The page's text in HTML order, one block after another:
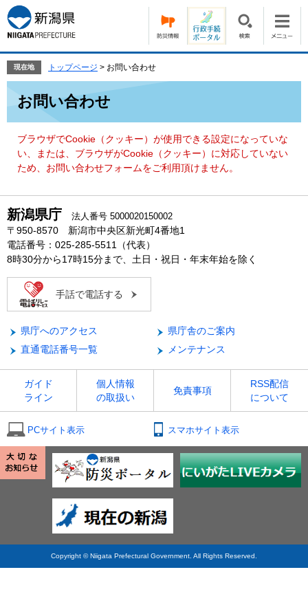
ー
ジ
の
頭
す。
ニ
ュ
ー
飛
て
現在地 トップページ > お問い合わせ
お問い合わせ
ブラウザでCookie（クッキー）が使用できる設定になっていな
い、または、ブラウザがCookie（クッキー）に対応していない
ため、お問い合わせフォームをご利用頂けません。
新潟県庁 法人番号 5000020150002
〒950-8570 新潟市中央区新光町4番地1
電話番号：025-285-5511（代表）
8時30分から17時15分まで、土日・祝日・年末年始を除く
手話で電話する
県庁へのアクセス
県庁舎のご案内
直通電話番号一覧
メンテナンス
ガイド
ライン
個人情報
の取扱い
免責事項
RSS配信
について
PCサイト表示 スマホサイト表示
Copyright © Niigata Prefectural Government. All Rights Reserved.